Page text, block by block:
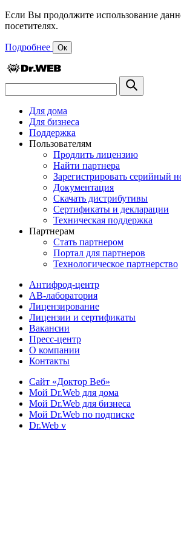
Если Вы продолжите использование
посетителях.
Подробнее Ок
Для дома
Для бизнеса
Поддержка
Пользователям
Продлить лицензию
Найти партнера
Зарегистрировать серийный
Документация
Скачать дистрибутивы
Сертификаты и декларации
Техническая поддержка
Партнерам
Стать партнером
Портал для партнеров
Технологическое партнерство
Антифрод-центр
АВ-лаборатория
Лицензирование
Лицензии и сертификаты
Вакансии
Пресс-центр
О компании
Контакты
Сайт «Доктор Веб»
Мой Dr.Web для дома
Мой Dr.Web для бизнеса
Мой Dr.Web по подписке
Dr.Web v